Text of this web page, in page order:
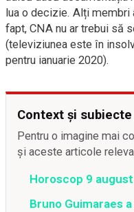
lua o decizie. Alți
fapt, CNA nu ar trebui să
(televiziunea este în
pentru ianuarie 2020).
Context și
Pentru o imagine mai
și aceste articole
Horoscop 9
Bruno Guimaraes